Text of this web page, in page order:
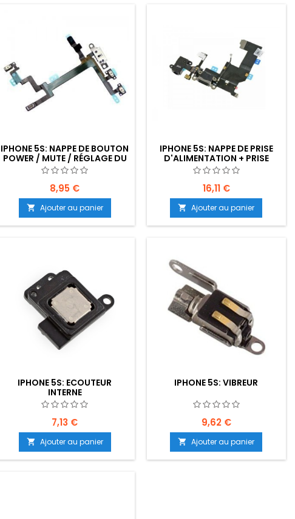
IPHONE 5S: NAPPE DE BOUTON
POWER / MUTE / RÉGLAGE DU
VOLUME DU SON
8,95 €
 Ajouter au panier
IPHONE 5S: NAPPE DE PRISE
D'ALIMENTATION + PRISE
CASQUE + ANTENNE GSM +
MICROPHONE
16,11 €
 Ajouter au panier
IPHONE 5S: ECOUTEUR
INTERNE
7,13 €
 Ajouter au panier
IPHONE 5S: VIBREUR
9,62 €
 Ajouter au panier